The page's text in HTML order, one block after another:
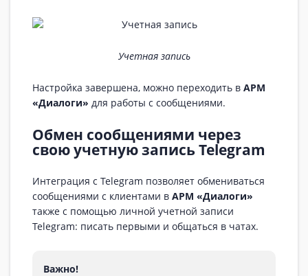
Учетная запись
Настройка завершена, можно переходить в АРМ
«Диалоги» для работы с сообщениями.
Обмен сообщениями через
свою учетную запись Telegram
Интеграция с Telegram позволяет обмениваться
сообщениями с клиентами в АРМ «Диалоги»
также c помощью личной учетной записи
Telegram: писать первыми и общаться в чатах.
Важно!